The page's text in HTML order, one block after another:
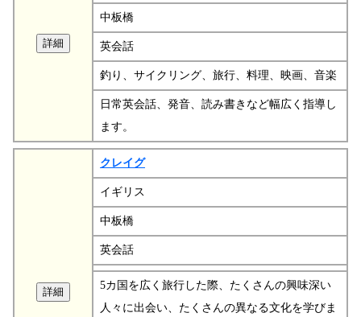
中板橋
英会話
釣り、サイクリング、旅行、料理、映画、音楽
日常英会話、発音、読み書きなど幅広く指導し
ます。
クレイグ
イギリス
中板橋
英会話
5カ国を広く旅行した際、たくさんの興味深い
人々に出会い、たくさんの異なる文化を学びま